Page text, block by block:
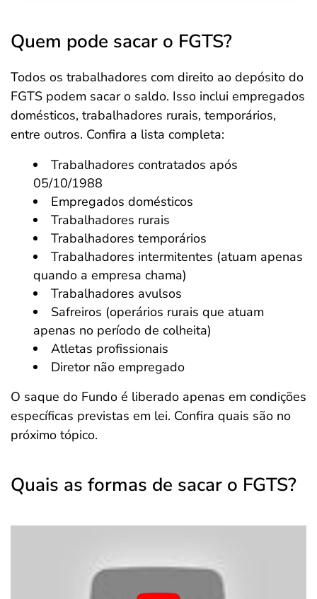
Quem pode sacar o FGTS?
Todos os trabalhadores com direito ao depósito do
FGTS podem sacar o saldo. Isso inclui empregados
domésticos, trabalhadores rurais, temporários,
entre outros. Confira a lista completa:
Trabalhadores contratados após
05/10/1988
Empregados domésticos
Trabalhadores rurais
Trabalhadores temporários
Trabalhadores intermitentes (atuam apenas
quando a empresa chama)
Trabalhadores avulsos
Safreiros (operários rurais que atuam
apenas no período de colheita)
Atletas profissionais
Diretor não empregado
O saque do Fundo é liberado apenas em condições
específicas previstas em lei. Confira quais são no
próximo tópico.
Quais as formas de sacar o FGTS?